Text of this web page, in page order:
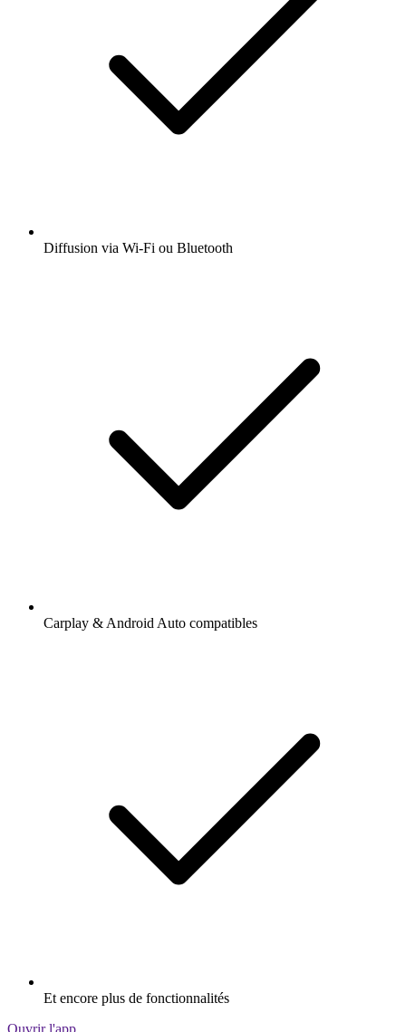
Diffusion via Wi-Fi ou Bluetooth
Carplay & Android Auto compatibles
Et encore plus de fonctionnalités